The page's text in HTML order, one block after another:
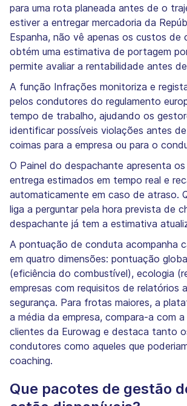
para uma rota planeada antes de o
estiver a entregar mercadoria da
Espanha, não vê apenas os custos de
obtém uma estimativa de portagem
permite avaliar a rentabilidade antes
A função Infrações monitoriza e
pelos condutores do regulamento
tempo de trabalho, ajudando os
identificar possíveis violações antes
coimas para a empresa ou para o
O Painel do despachante apresenta
entrega estimados em tempo real e
automaticamente em caso de atraso.
liga a perguntar pela hora prevista de
despachante já tem a estimativa
A pontuação de conduta acompanha
em quatro dimensões: pontuação
(eficiência do combustível), ecologia
empresas com requisitos de relatórios
segurança. Para frotas maiores, a
a média da empresa, compara-a com
clientes da Eurowag e destaca tanto
condutores como aqueles que
coaching.
Que pacotes de gestão